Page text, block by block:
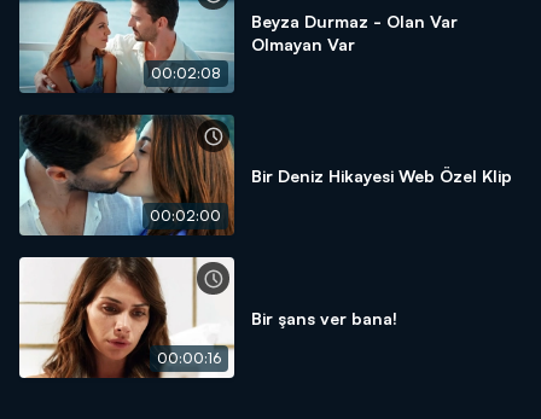
00:02:08
Beyza Durmaz - Olan Var
Olmayan Var
00:02:00
Bir Deniz Hikayesi Web Özel Klip
00:00:16
Bir şans ver bana!